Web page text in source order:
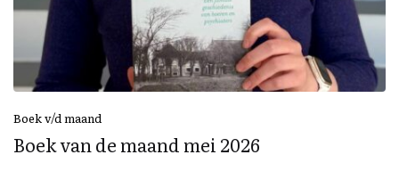
Boek v/d maand
Boek van de maand mei 2026